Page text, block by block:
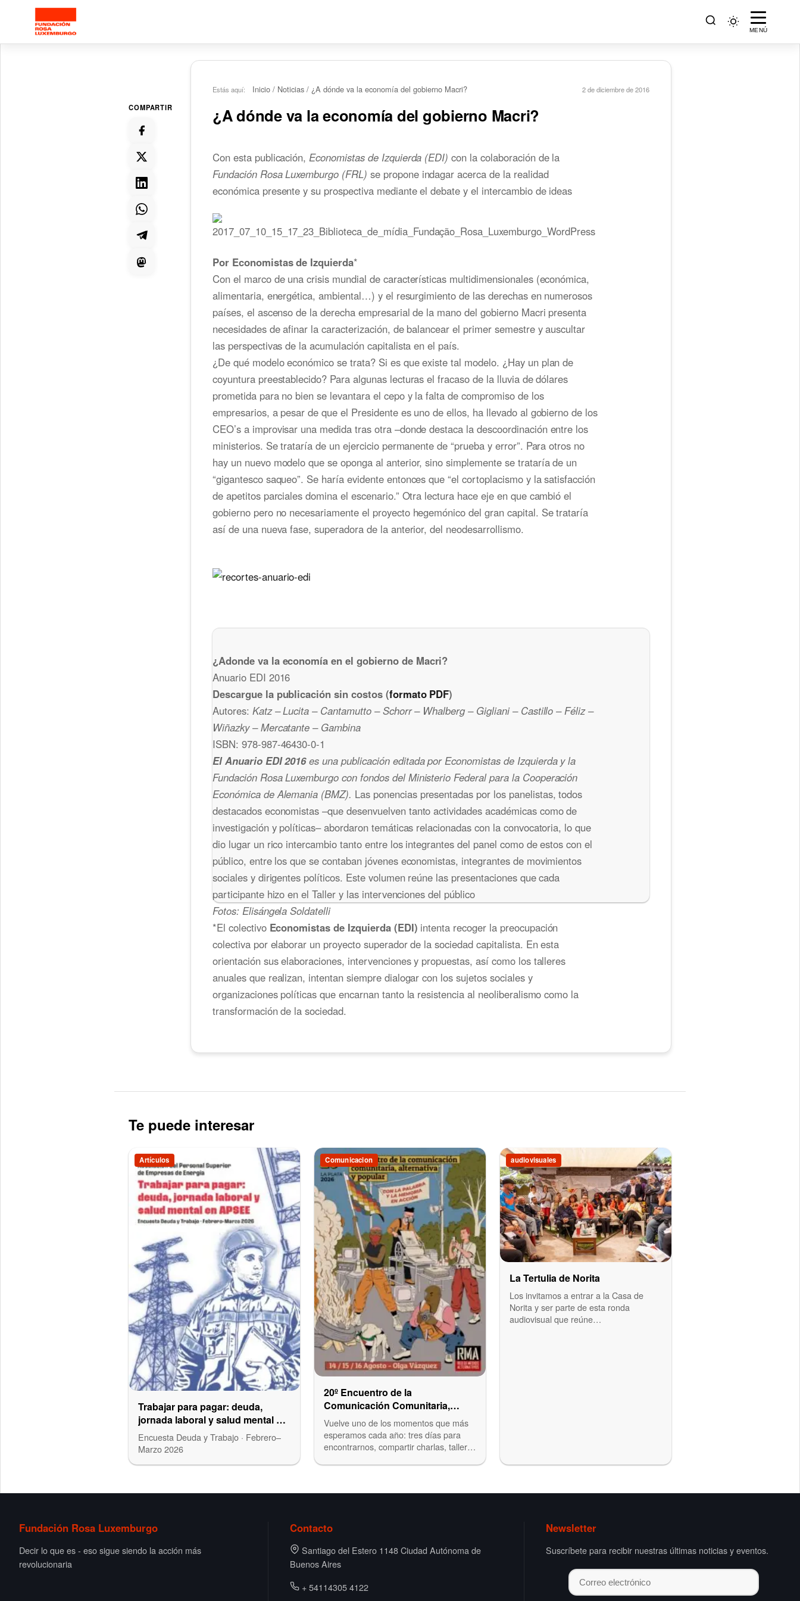
Saltar al contenido principal MENÚ
COMPARTIR
Estás aquí: Inicio / Noticias / ¿A dónde va la economía del gobierno Macri? 2 de diciembre de 2016
¿A dónde va la economía del gobierno Macri?
Con esta publicación,Economistas de Izquierda (EDI) con la colaboración de la
Fundación Rosa Luxemburgo (FRL) se propone indagar acerca de la realidad
económica presente y su prospectiva mediante el debate y el intercambio de ideas
Por Economistas de Izquierda*
Con el marco de una crisis mundial de características multidimensionales (económica,
alimentaria, energética, ambiental…) y el resurgimiento de las derechas en numerosos
países, el ascenso de la derecha empresarial de la mano del gobierno Macri presenta
necesidades de afinar la caracterización, de balancear el primer semestre y auscultar
las perspectivas de la acumulación capitalista en el país.
¿De qué modelo económico se trata? Si es que existe tal modelo. ¿Hay un plan de
coyuntura preestablecido? Para algunas lecturas el fracaso de la lluvia de dólares
prometida para no bien se levantara el cepo y la falta de compromiso de los
empresarios, a pesar de que el Presidente es uno de ellos, ha llevado al gobierno de los
CEO’s a improvisar una medida tras otra –donde destaca la descoordinación entre los
ministerios. Se trataría de un ejercicio permanente de “prueba y error”. Para otros no
hay un nuevo modelo que se oponga al anterior, sino simplemente se trataría de un
“gigantesco saqueo”. Se haría evidente entonces que “el cortoplacismo y la satisfacción
de apetitos parciales domina el escenario.” Otra lectura hace eje en que cambió el
gobierno pero no necesariamente el proyecto hegemónico del gran capital. Se trataría
así de una nueva fase, superadora de la anterior, del neodesarrollismo.
¿Adonde va la economía en el gobierno de Macri?
Anuario EDI 2016
Descargue la publicación sin costos (formato PDF)
Autores: Katz – Lucita – Cantamutto – Schorr – Whalberg – Gigliani – Castillo – Féliz –
Wiñazky – Mercatante – Gambina
ISBN: 978-987-46430-0-1
El Anuario EDI 2016es una publicación editada por Economistas de Izquierda y la
Fundación Rosa Luxemburgo con fondos del Ministerio Federal para la Cooperación
Económica de Alemania (BMZ). Las ponencias presentadas por los panelistas, todos
destacados economistas –que desenvuelven tanto actividades académicas como de
investigación y políticas– abordaron temáticas relacionadas con la convocatoria, lo que
dio lugar un rico intercambio tanto entre los integrantes del panel como de estos con el
público, entre los que se contaban jóvenes economistas, integrantes de movimientos
sociales y dirigentes políticos. Este volumen reúne las presentaciones que cada
participante hizo en el Taller y las intervenciones del público
Fotos: Elisángela Soldatelli
*El colectivo Economistas de Izquierda (EDI) intenta recoger la preocupación
colectiva por elaborar un proyecto superador de la sociedad capitalista. En esta
orientación sus elaboraciones, intervenciones y propuestas, así como los talleres
anuales que realizan, intentan siempre dialogar con los sujetos sociales y
organizaciones políticas que encarnan tanto la resistencia al neoliberalismo como la
transformación de la sociedad.
Te puede interesar
Artículos
Trabajar para pagar: deuda,
jornada laboral y salud mental en
APSEE
Encuesta Deuda y Trabajo · Febrero–
Marzo 2026
Comunicacion
20º Encuentro de la
Comunicación Comunitaria,
Alternativa y Popular en La Plata
Vuelve uno de los momentos que más
esperamos cada año: tres días para
encontrarnos, compartir charlas, talleres
audiovisuales
La Tertulia de Norita
Los invitamos a entrar a la Casa de
Norita y ser parte de esta ronda
audiovisual que reúne…
Fundación Rosa Luxemburgo
Decir lo que es - eso sigue siendo la acción más
revolucionaria
Contacto
Santiago del Estero 1148 Ciudad Autónoma de
Buenos Aires
+ 54114305 4122
Newsletter
Suscríbete para recibir nuestras últimas noticias y eventos.